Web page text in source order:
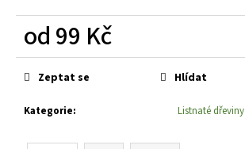
od99 Kč
Měrná
cena:
Kategorie: Listnaté dřeviny
Zeptat se Hlídat
D
o
p
o